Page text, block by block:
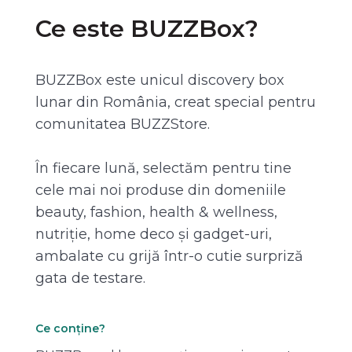
Ce este BUZZBox?
BUZZBox este unicul discovery box
lunar din România, creat special pentru
comunitatea BUZZStore.
În fiecare lună, selectăm pentru tine
cele mai noi produse din domeniile
beauty, fashion, health & wellness,
nutriție, home deco și gadget-uri,
ambalate cu grijă într-o cutie surpriză
gata de testare.
Ce conține?